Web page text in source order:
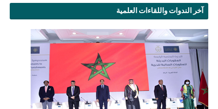
آخر الندوات واللقاءات العلمية